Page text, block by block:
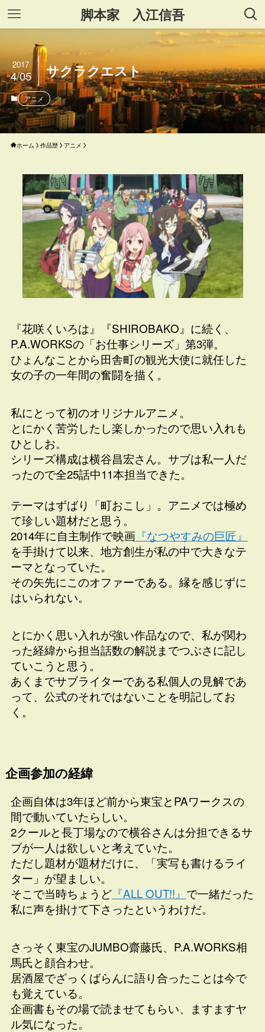
脚本家 入江信吾
サクラクエスト
2017
4/05
アニメ
ホーム 作品歴 アニメ
『花咲くいろは』『SHIROBAKO』に続く、
P.A.WORKSの「お仕事シリーズ」第3弾。
ひょんなことから田舎町の観光大使に就任した
女の子の一年間の奮闘を描く。
私にとって初のオリジナルアニメ。
とにかく苦労したし楽しかったので思い入れも
ひとしお。
シリーズ構成は横谷昌宏さん。サブは私一人だ
ったので全25話中11本担当できた。
テーマはずばり「町おこし」。アニメでは極め
て珍しい題材だと思う。
2014年に自主制作で映画『なつやすみの巨匠』
を手掛けて以来、地方創生が私の中で大きなテ
ーマとなっていた。
その矢先にこのオファーである。縁を感じずに
はいられない。
とにかく思い入れが強い作品なので、私が関わ
った経緯から担当話数の解説までつぶさに記し
ていこうと思う。
あくまでサブライターである私個人の見解であ
って、公式のそれではないことを明記してお
く。
企画参加の経緯
企画自体は3年ほど前から東宝とPAワークスの
間で動いていたらしい。
2クールと長丁場なので横谷さんは分担できるサ
ブが一人は欲しいと考えていた。
ただし題材が題材だけに、「実写も書けるライ
ター」が望ましい。
そこで当時ちょうど『ALL OUT!!』 で一緒だった
私に声を掛けて下さったというわけだ。
さっそく東宝のJUMBO齋藤氏、P.A.WORKS相
馬氏と顔合わせ。
居酒屋でざっくばらんに語り合ったことは今で
も覚えている。
企画書もその場で読ませてもらい、ますますヤ
ル気になった。